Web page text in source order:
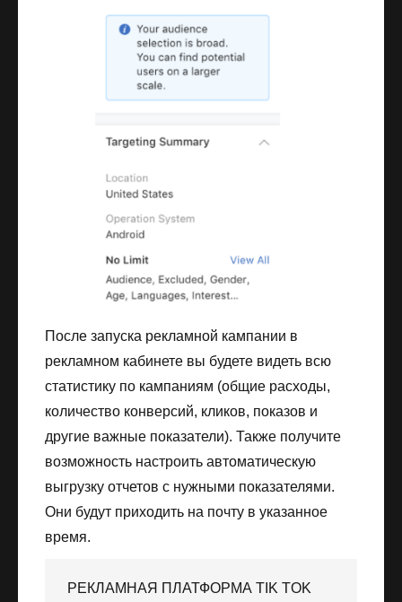
После запуска рекламной кампании в
рекламном кабинете вы будете видеть всю
статистику по кампаниям (общие расходы,
количество конверсий, кликов, показов и
другие важные показатели). Также получите
возможность настроить автоматическую
выгрузку отчетов с нужными показателями.
Они будут приходить на почту в указанное
время.
РЕКЛАМНАЯ ПЛАТФОРМА TIK TOK